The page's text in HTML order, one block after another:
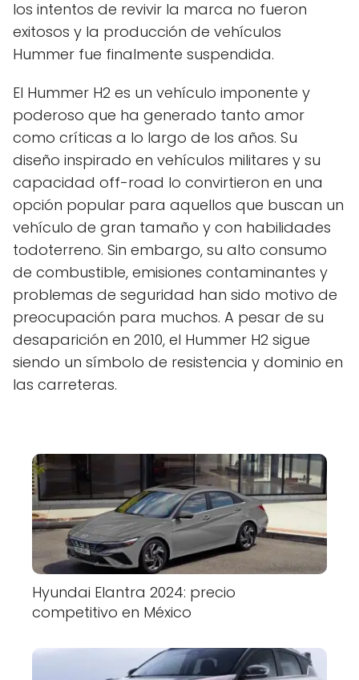
los intentos de revivir la marca no fueron
exitosos y la producción de vehículos
Hummer fue finalmente suspendida.
El Hummer H2 es un vehículo imponente y
poderoso que ha generado tanto amor
como críticas a lo largo de los años. Su
diseño inspirado en vehículos militares y su
capacidad off-road lo convirtieron en una
opción popular para aquellos que buscan un
vehículo de gran tamaño y con habilidades
todoterreno. Sin embargo, su alto consumo
de combustible, emisiones contaminantes y
problemas de seguridad han sido motivo de
preocupación para muchos. A pesar de su
desaparición en 2010, el Hummer H2 sigue
siendo un símbolo de resistencia y dominio en
las carreteras.
Hyundai Elantra 2024: precio
competitivo en México